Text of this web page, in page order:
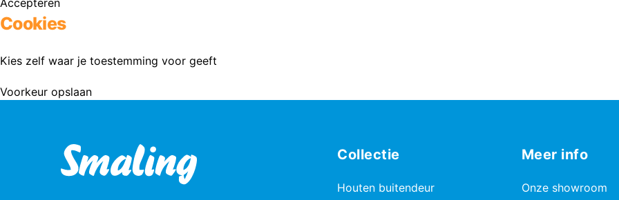
Cookies
Kies zelf waar je toestemming voor geeft
Voorkeur opslaan
Collectie
Houten buitendeur
Meer info
Onze showroom